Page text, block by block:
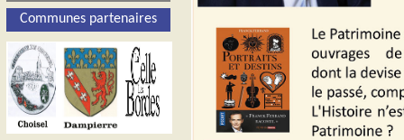
Communes partenaires